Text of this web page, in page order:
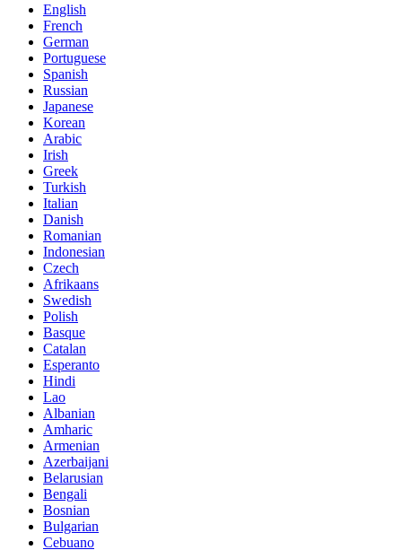
English
French
German
Portuguese
Spanish
Russian
Japanese
Korean
Arabic
Irish
Greek
Turkish
Italian
Danish
Romanian
Indonesian
Czech
Afrikaans
Swedish
Polish
Basque
Catalan
Esperanto
Hindi
Lao
Albanian
Amharic
Armenian
Azerbaijani
Belarusian
Bengali
Bosnian
Bulgarian
Cebuano